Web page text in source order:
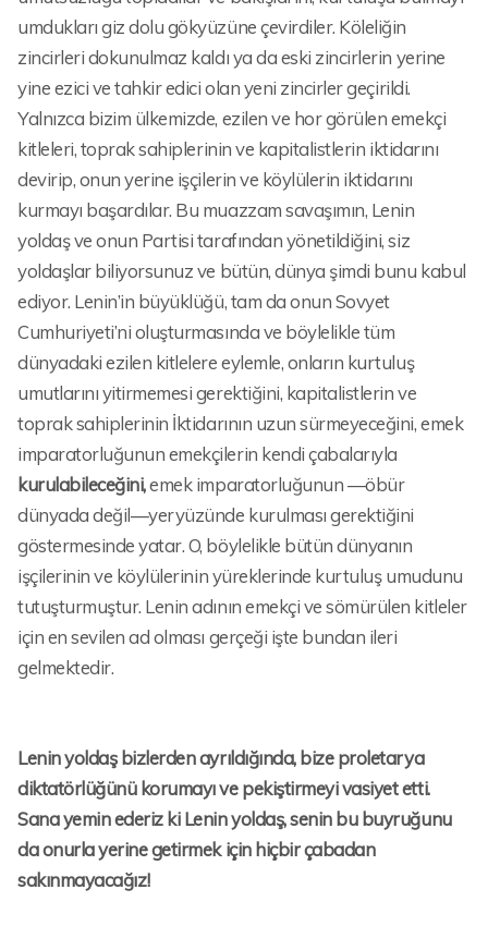
umdukları giz dolu gökyüzüne çevirdiler. Köleliğin
zincirleri dokunulmaz kaldı ya da eski zincirlerin yerine
yine ezici ve tahkir edici olan yeni zincirler geçirildi.
Yalnızca bizim ülkemizde, ezilen ve hor görülen emekçi
kitleleri, toprak sahiplerinin ve kapitalistlerin iktidarını
devirip, onun yerine işçilerin ve köylülerin iktidarını
kurmayı başardılar. Bu muazzam savaşımın, Lenin
yoldaş ve onun Partisi tarafından yönetildiğini, siz
yoldaşlar biliyorsunuz ve bütün, dünya şimdi bunu kabul
ediyor. Lenin’in büyüklüğü, tam da onun Sovyet
Cumhuriyeti’ni oluşturmasında ve böylelikle tüm
dünyadaki ezilen kitlelere eylemle, onların kurtuluş
umutlarını yitirmemesi gerektiğini, kapitalistlerin ve
toprak sahiplerinin İktidarının uzun sürmeyeceğini, emek
imparatorluğunun emekçilerin kendi çabalarıyla
kurulabileceğini,emek imparatorluğunun —öbür
dünyada değil—yeryüzünde kurulması gerektiğini
göstermesinde yatar. O, böylelikle bütün dünyanın
işçilerinin ve köylülerinin yüreklerinde kurtuluş umudunu
tutuşturmuştur. Lenin adının emekçi ve sömürülen kitleler
için en sevilen ad olması gerçeği işte bundan ileri
gelmektedir.
Lenin yoldaş bizlerden ayrıldığında, bize proletarya
diktatörlüğünü korumayı ve pekiştirmeyi vasiyet etti.
Sana yemin ederiz ki Lenin yoldaş, senin bu buyruğunu
da onurla yerine getirmek için hiçbir çabadan
sakınmayacağız!